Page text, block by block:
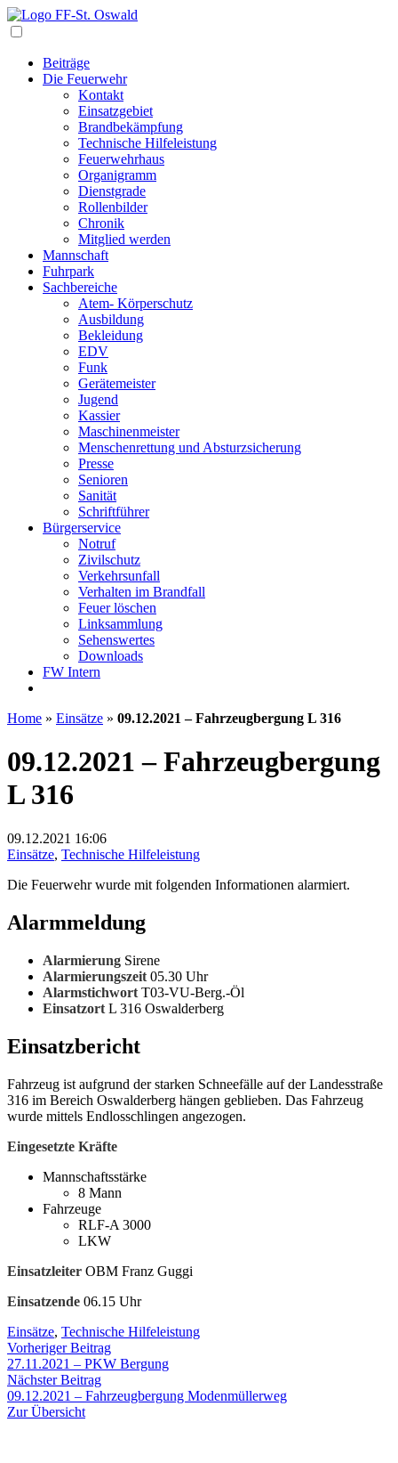
Beiträge
Die Feuerwehr
Kontakt
Einsatzgebiet
Brandbekämpfung
Technische Hilfeleistung
Feuerwehrhaus
Organigramm
Dienstgrade
Rollenbilder
Chronik
Mitglied werden
Mannschaft
Fuhrpark
Sachbereiche
Atem- Körperschutz
Ausbildung
Bekleidung
EDV
Funk
Gerätemeister
Jugend
Kassier
Maschinenmeister
Menschenrettung und Absturzsicherung
Presse
Senioren
Sanität
Schriftführer
Bürgerservice
Notruf
Zivilschutz
Verkehrsunfall
Verhalten im Brandfall
Feuer löschen
Linksammlung
Sehenswertes
Downloads
FW Intern
Home » Einsätze » 09.12.2021 – Fahrzeugbergung L 316
09.12.2021 – Fahrzeugbergung
L 316
09.12.2021 16:06
Einsätze, Technische Hilfeleistung
Die Feuerwehr wurde mit folgenden Informationen alarmiert.
Alarmmeldung
Alarmierung Sirene
Alarmierungszeit 05.30 Uhr
Alarmstichwort T03-VU-Berg.-Öl
Einsatzort L 316 Oswalderberg
Einsatzbericht
Fahrzeug ist aufgrund der starken Schneefälle auf der Landesstraße
316 im Bereich Oswalderberg hängen geblieben. Das Fahrzeug
wurde mittels Endlosschlingen angezogen.
Eingesetzte Kräfte
Mannschaftsstärke
8 Mann
Fahrzeuge
RLF-A 3000
LKW
Einsatzleiter OBM Franz Guggi
Einsatzende 06.15 Uhr
Einsätze, Technische Hilfeleistung
Beitragsnavigation
Vorheriger BeitragVorheriger
Beitrag:
27.11.2021 – PKW Bergung
Nächster BeitragNächster
Beitrag:
09.12.2021 – Fahrzeugbergung Modenmüllerweg
Zur Übersicht